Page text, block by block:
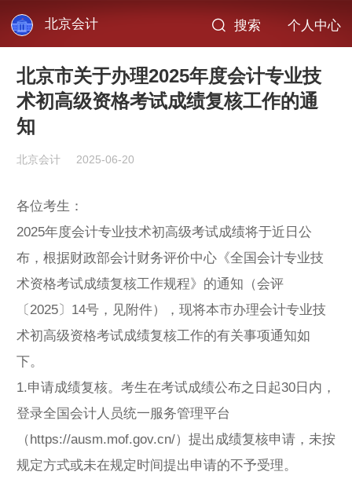
北京会计 搜索 个人中心
北京市关于办理2025年度会计专业技
术初高级资格考试成绩复核工作的通
知
北京会计 2025-06-20
各位考生：
2025年度会计专业技术初高级考试成绩将于近日公
布，根据财政部会计财务评价中心《全国会计专业技
术资格考试成绩复核工作规程》的通知（会评
〔2025〕14号，见附件），现将本市办理会计专业技
术初高级资格考试成绩复核工作的有关事项通知如
下。
1.申请成绩复核。考生在考试成绩公布之日起30日内，
登录全国会计人员统一服务管理平台
（https://ausm.mof.gov.cn/）提出成绩复核申请，未按
规定方式或未在规定时间提出申请的不予受理。